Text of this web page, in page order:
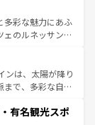
多彩な魅力にあふ
ェのルネッサンス
ルフィ海岸の絶
合間には、本場の
堪能することも
をしてみよう！
ンは、太陽が降り
で、多彩な自然
ンコ、熱気あふ
有名観光スポ